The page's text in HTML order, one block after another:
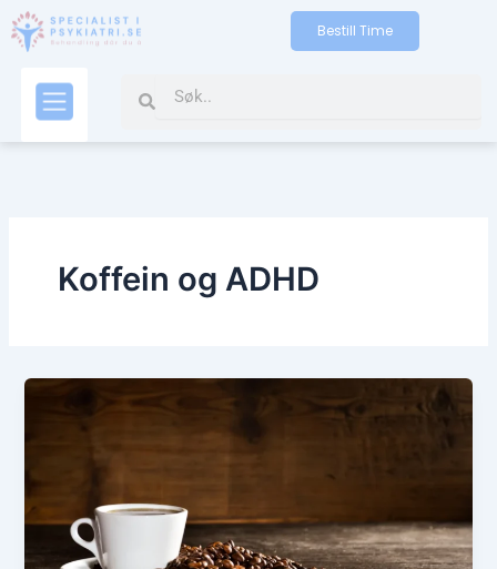
Bestill Time
Search
Koffein og ADHD